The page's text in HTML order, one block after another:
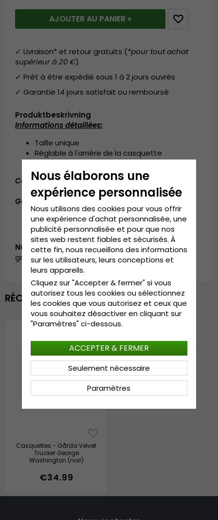
AJOUTER AU PANIER »
✓ Livraison* et retour gratuits (*pour tout achat
supérieur à 20 €)
✓ Prêt à être expédié sous 1 à 2 jours ouvrés
✓ Garantie 14 jours satisfait ou remboursé
Produktbeskrivning
Informations détaillées:
Taille unique
Réglable à l'arrière de la casquette
Composition:Coton / Polyester
Guide des tailles:
Taille unique.
Numéro d’article:
garda.truckercap.velvet.washington.blk.MK13
RÉCEMMENT VU
Casquettes - Gårda Velvet
Trucker George
Washington (noir)
€34.99
Nous élaborons une
expérience personnalisée
Nous utilisons des cookies pour vous offrir
une expérience d'achat personnalisée, une
publicité personnalisée et pour que nos
sites web restent fiables et sécurisés. À
cette fin, nous recueillons des informations
sur les utilisateurs, leurs conceptions et
leurs appareils.
Cliquez sur "Accepter & fermer" si vous
autorisez tous les cookies ou sélectionnez
les cookies que vous autorisez et ceux que
vous souhaitez désactiver en cliquant sur
"Paramètres" ci-dessous.
Paramètres
Seulement nécessaire
ACCEPTER & FERMER